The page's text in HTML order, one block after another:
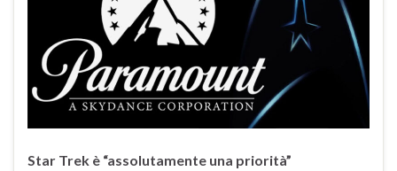
Star Trek è “assolutamente una priorità”